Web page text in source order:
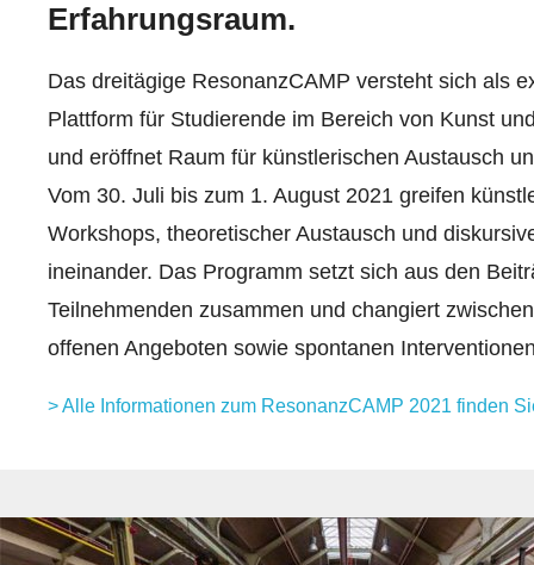
Erfahrungsraum.
Das dreitägige ResonanzCAMP versteht sich als
Plattform für Studierende im Bereich von Kunst
und eröffnet Raum für künstlerischen Austausch
Vom 30. Juli bis zum 1. August 2021 greifen
Workshops, theoretischer Austausch und
ineinander. Das Programm setzt sich aus den
Teilnehmenden zusammen und changiert
offenen Angeboten sowie spontanen
> Alle Informationen zum ResonanzCAMP 2021 finden